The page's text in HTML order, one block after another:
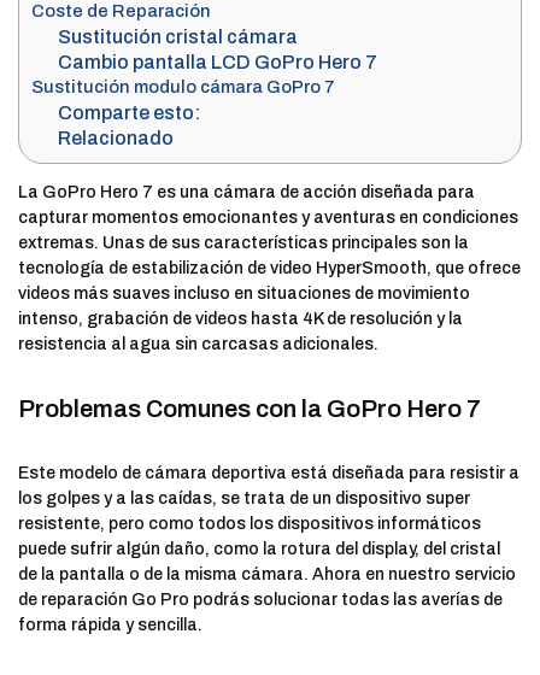
Coste de Reparación
Sustitución cristal cámara
Cambio pantalla LCD GoPro Hero 7
Sustitución modulo cámara GoPro 7
Comparte esto:
Relacionado
La GoPro Hero 7 es una cámara de acción diseñada para
capturar momentos emocionantes y aventuras en condiciones
extremas. Unas de sus características principales son la
tecnología de estabilización de video HyperSmooth, que ofrece
videos más suaves incluso en situaciones de movimiento
intenso, grabación de videos hasta 4K de resolución y la
resistencia al agua sin carcasas adicionales.
Problemas Comunes con la GoPro Hero 7
Este modelo de cámara deportiva está diseñada para resistir a
los golpes y a las caídas, se trata de un dispositivo super
resistente, pero como todos los dispositivos informáticos
puede sufrir algún daño, como la rotura del display, del cristal
de la pantalla o de la misma cámara. Ahora en nuestro servicio
de reparación Go Pro podrás solucionar todas las averías de
forma rápida y sencilla.